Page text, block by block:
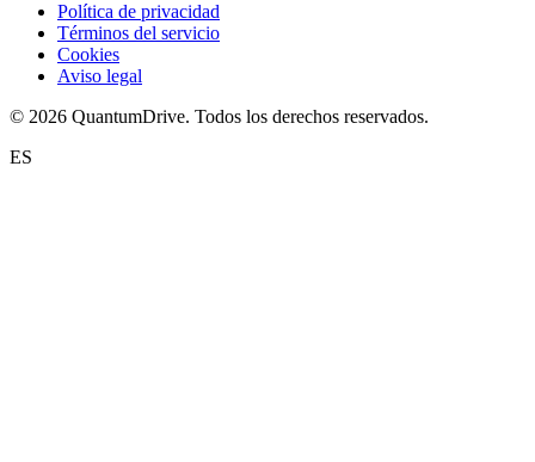
Política de privacidad
Términos del servicio
Cookies
Aviso legal
© 2026 QuantumDrive. Todos los derechos reservados.
ES